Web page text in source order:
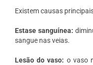
Existem causas
Estase sanguínea:
sangue nas veias.
Lesão do vaso: o vaso